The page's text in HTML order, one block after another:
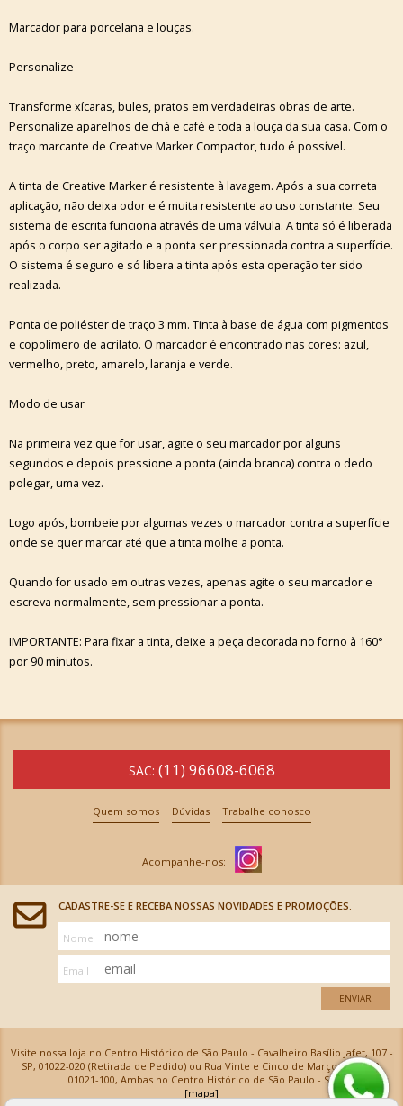
Marcador para porcelana e louças.
Personalize
Transforme xícaras, bules, pratos em verdadeiras obras de arte.
Personalize aparelhos de chá e café e toda a louça da sua casa. Com o
traço marcante de Creative Marker Compactor, tudo é possível.
A tinta de Creative Marker é resistente à lavagem. Após a sua correta
aplicação, não deixa odor e é muita resistente ao uso constante. Seu
sistema de escrita funciona através de uma válvula. A tinta só é liberada
após o corpo ser agitado e a ponta ser pressionada contra a superfície.
O sistema é seguro e só libera a tinta após esta operação ter sido
realizada.
Ponta de poliéster de traço 3 mm. Tinta à base de água com pigmentos
e copolímero de acrilato. O marcador é encontrado nas cores: azul,
vermelho, preto, amarelo, laranja e verde.
Modo de usar
Na primeira vez que for usar, agite o seu marcador por alguns
segundos e depois pressione a ponta (ainda branca) contra o dedo
polegar, uma vez.
Logo após, bombeie por algumas vezes o marcador contra a superfície
onde se quer marcar até que a tinta molhe a ponta.
Quando for usado em outras vezes, apenas agite o seu marcador e
escreva normalmente, sem pressionar a ponta.
IMPORTANTE: Para fixar a tinta, deixe a peça decorada no forno à 160°
por 90 minutos.
SAC: (11) 96608-6068
Quem somos Dúvidas Trabalhe conosco
CADASTRE-SE E RECEBA NOSSAS NOVIDADES E PROMOÇÕES.
Nome
Email
ENVIAR
Visite nossa loja no Centro Histórico de São Paulo - Cavalheiro Basílio Jafet, 107 -
SP, 01022-020 (Retirada de Pedido) ou Rua Vinte e Cinco de Março, 576 - SP,
01021-100, Ambas no Centro Histórico de São Paulo - SP
[mapa]